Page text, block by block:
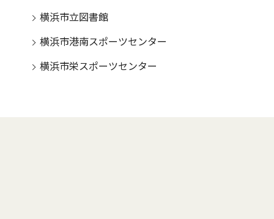
横浜市立図書館
横浜市港南スポーツセンター
横浜市栄スポーツセンター